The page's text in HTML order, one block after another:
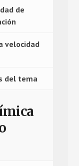
de
velocidad
del tema